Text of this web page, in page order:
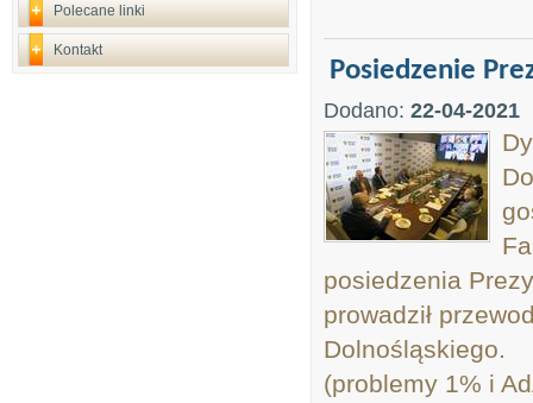
Polecane linki
Kontakt
Posiedzenie
Dodano: 22-04-2021
posiedzenia
prowadził
Dolnośląskiego.
(problemy 1% i